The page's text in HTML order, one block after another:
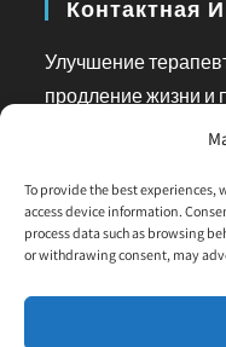
To provide the best experiences,
access device information.
process data such as browsing
or withdrawing consent, may
Контактная
Улучшение
продление жизни и
наша основная
вопросами или для
Phone: